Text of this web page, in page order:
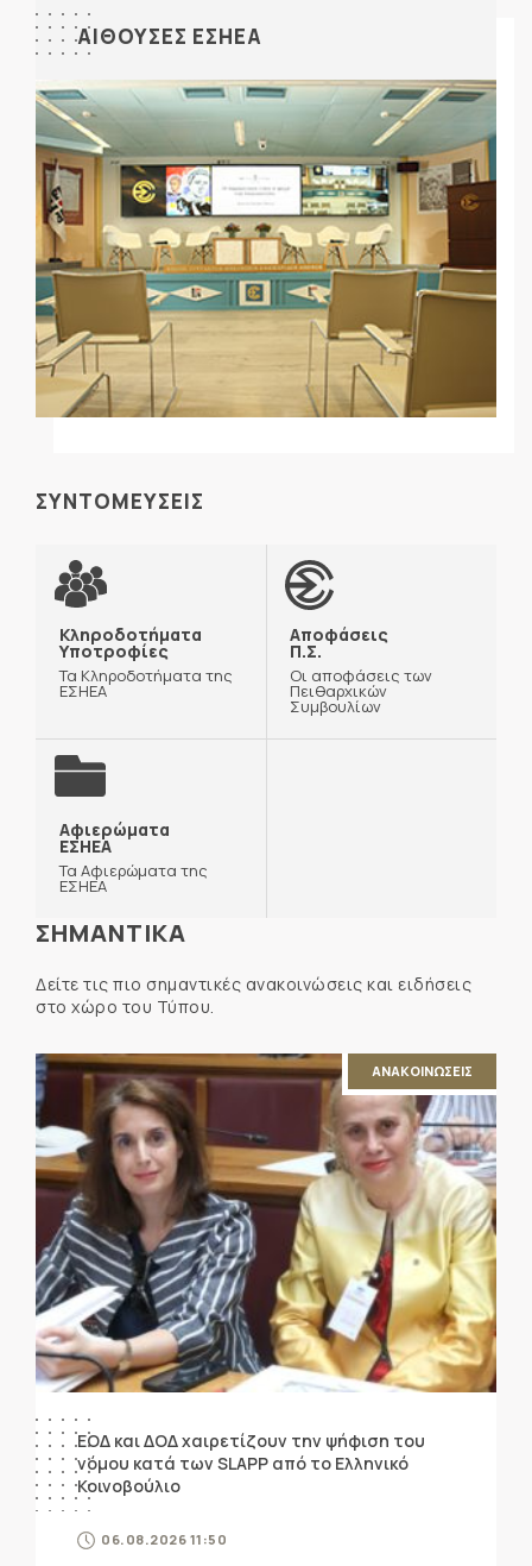
ΑΙΘΟΥΣΕΣ ΕΣΗΕΑ
ΣΥΝΤΟΜΕΥΣΕΙΣ
Κληροδοτήματα
Υποτροφίες
Τα Κληροδοτήματα της
ΕΣΗΕΑ
Αποφάσεις
Π.Σ.
Οι αποφάσεις των
Πειθαρχικών
Συμβουλίων
Αφιερώματα
ΕΣΗΕΑ
Τα Αφιερώματα της
ΕΣΗΕΑ
ΣΗΜΑΝΤΙΚΑ
Δείτε τις πιο σημαντικές ανακοινώσεις και ειδήσεις
στο χώρο του Τύπου.
ΑΝΑΚΟΙΝΩΣΕΙΣ
ΕΟΔ και ΔΟΔ χαιρετίζουν την ψήφιση του
νόμου κατά των SLAPP από το Ελληνικό
Κοινοβούλιο
06.08.2026 11:50